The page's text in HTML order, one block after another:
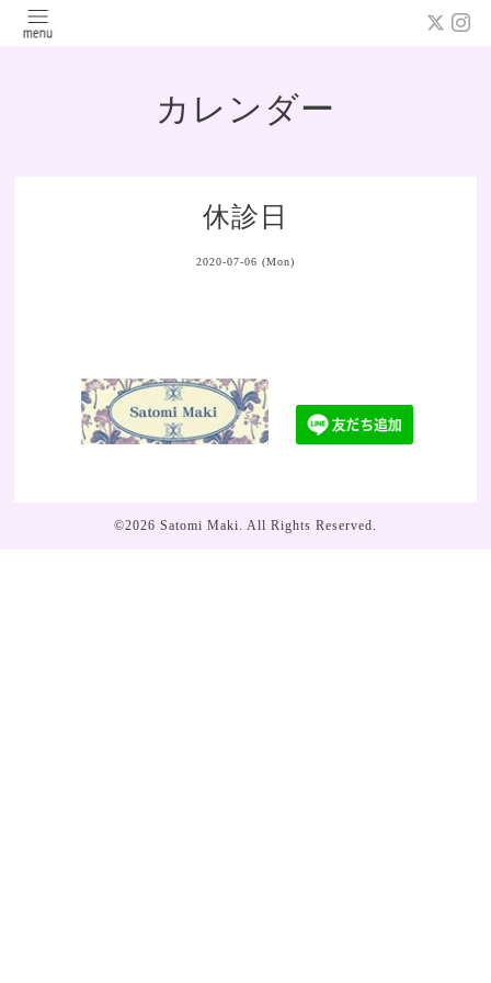
カレンダー
休診日
2020-07-06 (Mon)
©2026 Satomi Maki. All Rights Reserved.